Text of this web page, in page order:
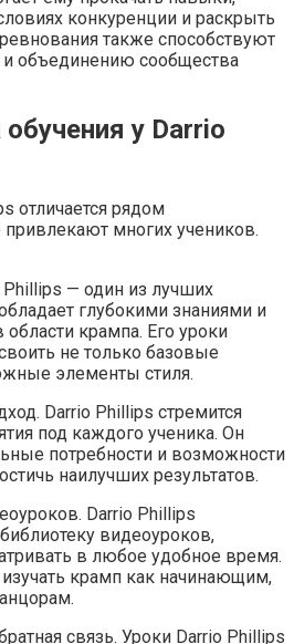
конкуренции и раскрыть
также способствуют
и объединению сообщества
у Darrio
отличается рядом
многих учеников.
Phillips — один из лучших
глубокими знаниями и
крампа. Его уроки
не только базовые
элементы стиля.
Darrio Phillips стремится
под каждого ученика. Он
потребности и возможности
наилучших результатов.
Darrio Phillips
видеоуроков,
в любое удобное время.
крамп как начинающим,
связь. Уроки Darrio Phillips